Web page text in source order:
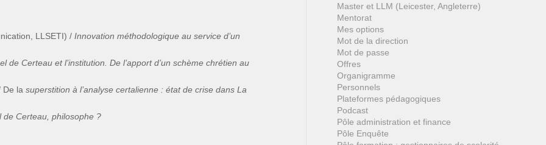
LLSETI) / Innovation méthodologique au service d’un
de Certeau et l’institution. De l’apport d’un schème chrétien au
De la superstition à l’analyse certalienne : état de crise dans La
de Certeau, philosophe ?
Master et LLM (Leicester, Angleterre)
Mentorat
Mes options
Mot de la direction
Mot de passe
Offres
Organigramme
Personnels
Plateformes pédagogiques
Podcast
Pôle administration et finance
Pôle Enquête